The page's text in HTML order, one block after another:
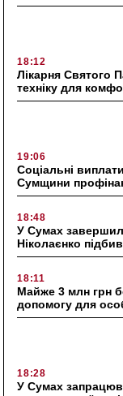
18:12
Лікарня Святого
техніку для
19:06
Соціальні
Сумщини
18:48
У Сумах
Ніколаєнко підбив
18:11
Майже 3 млн грн
допомогу для
18:28
У Сумах